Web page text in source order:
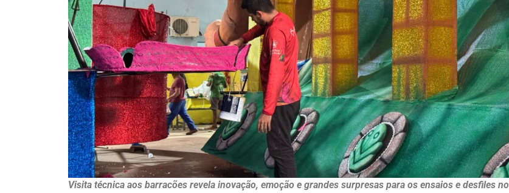
Visita técnica aos barracões revela inovação, emoção e grandes surpresas para os ensaios e desfiles no